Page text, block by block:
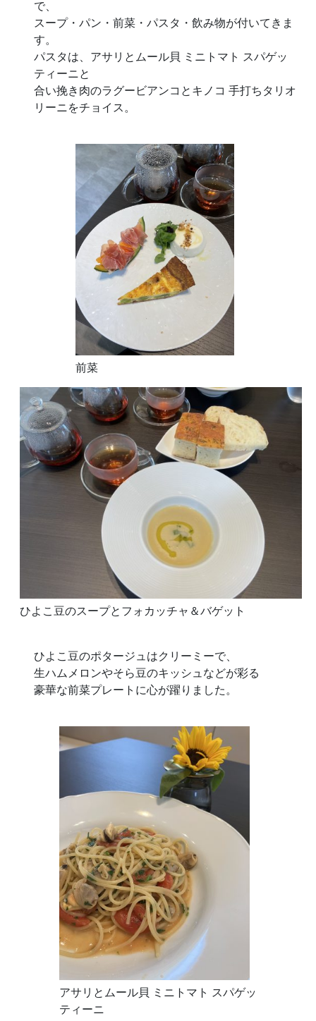
で、
スープ・パン・前菜・パスタ・飲み物が付いてきま
す。
パスタは、アサリとムール貝 ミニトマト スパゲッ
ティーニと
合い挽き肉のラグービアンコとキノコ 手打ちタリオ
リーニをチョイス。
前菜
ひよこ豆のスープとフォカッチャ＆バゲット
ひよこ豆のポタージュはクリーミーで、
生ハムメロンやそら豆のキッシュなどが彩る
豪華な前菜プレートに心が躍りました。
アサリとムール貝 ミニトマト スパゲッ
ティーニ